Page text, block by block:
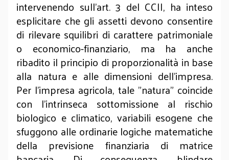
intervenendo sull'art. 3 del CCII, ha inteso
esplicitare che gli assetti devono consentire
di rilevare squilibri di carattere patrimoniale
o economico-finanziario, ma ha anche
ribadito il principio di proporzionalità in base
alla natura e alle dimensioni dell'impresa.
Per l'impresa agricola, tale "natura" coincide
con l'intrinseca sottomissione al rischio
biologico e climatico, variabili esogene che
sfuggono alle ordinarie logiche matematiche
della previsione finanziaria di matrice